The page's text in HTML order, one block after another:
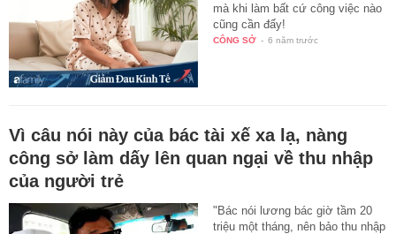
mà khi làm bất cứ công việc nào
cũng cần đấy!
CÔNG SỞ - 6 năm trước
Vì câu nói này của bác tài xế xa lạ, nàng
công sở làm dấy lên quan ngại về thu nhập
của người trẻ
"Bác nói lương bác giờ tầm 20
triệu một tháng, nên bảo thu nhập